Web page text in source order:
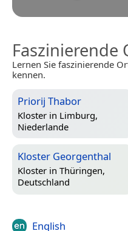
Faszinierende
Lernen Sie faszinierende
kennen.
Priorij Thabor
Kloster in Limburg,
Niederlande
Kloster Georgenthal
Kloster in Thüringen,
Deutschland
English